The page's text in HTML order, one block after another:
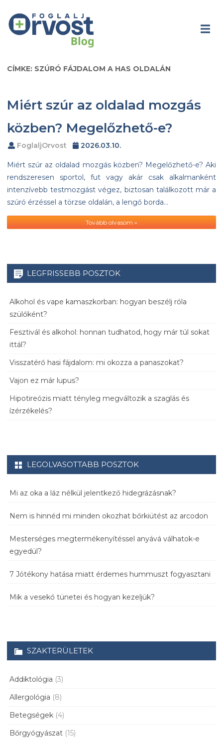
CÍMKE: SZÚRÓ FÁJDALOM A HAS OLDALÁN
Miért szúr az oldalad mozgás
közben? Megelőzhető-e?
FoglaljOrvost 2026.03.10.
Miért szúr az oldalad mozgás közben? Megelőzhető-e? Aki
rendszeresen sportol, fut vagy akár csak alkalmanként
intenzívebb testmozgást végez, biztosan találkozott már a
szúró érzéssel a törzse oldalán, a lengő borda…
Tovább olvasom »
LEGFRISSEBB POSZTOK
Alkohol és vape kamaszkorban: hogyan beszélj róla
szülőként?
Fesztivál és alkohol: honnan tudhatod, hogy már túl sokat
ittál?
Visszatérő hasi fájdalom: mi okozza a panaszokat?
Vajon ez már lupus?
Hipotireózis miatt tényleg megváltozik a szaglás és
ízérzékelés?
LEGOLVASOTTABB POSZTOK
Mi az oka a láz nélkül jelentkező hidegrázásnak?
Nem is hinnéd mi minden okozhat bőrkiütést az arcodon
Mesterséges megtermékenyítéssel anyává válhatok-e
egyedül?
7 Jótékony hatása miatt érdemes hummuszt fogyasztani
Mik a vesekő tünetei és hogyan kezeljük?
SZAKTERÜLETEK
Addiktológia (3)
Allergológia (8)
Betegségek (4)
Bőrgyógyászat (15)